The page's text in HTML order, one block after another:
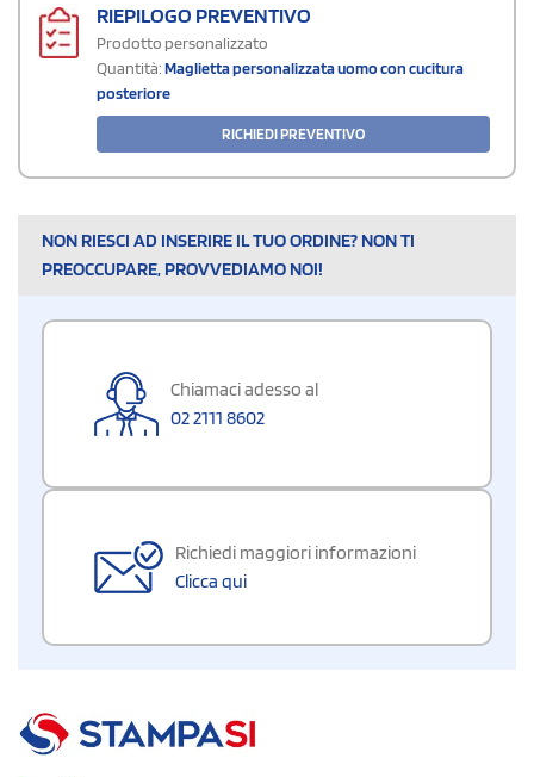
RIEPILOGO PREVENTIVO
Prodotto personalizzato
Quantità:Maglietta personalizzata uomo con cucitura
posteriore
RICHIEDI PREVENTIVO
NON RIESCI AD INSERIRE IL TUO ORDINE? NON TI
PREOCCUPARE, PROVVEDIAMO NOI!
Chiamaci adesso al
02 2111 8602
Richiedi maggiori informazioni
Clicca qui